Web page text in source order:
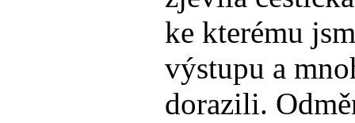
ke kterému
výstupu a
dorazili.